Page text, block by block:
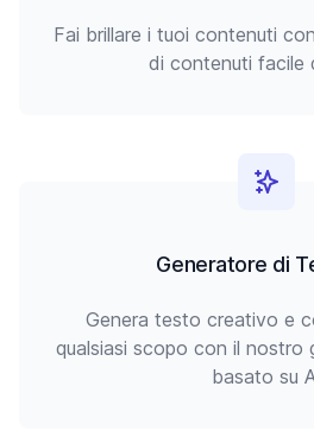
Fai brillare i tuoi contenuti
di contenuti facile
Generatore di
Genera testo creativo e
qualsiasi scopo con il nostro
basato su